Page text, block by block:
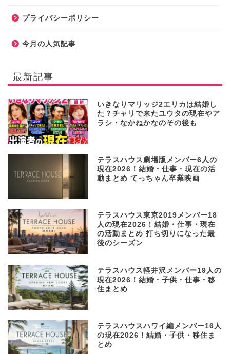
プライバシーポリシー
今月の人気記事
最新記事
いきなりマリッジ2エリカは結婚し
た？チャリで来たユウタの現在やア
ラシ・なかねかなのその後も
テラスハウス劇場版メンバー6人の
現在2026！結婚・仕事・現在の活
動まとめ てっちゃん卒業映画
テラスハウス東京2019メンバー18
人の現在2026！結婚・仕事・現在
の活動まとめ 打ち切りになった最
後のシーズン
テラスハウス軽井沢メンバー19人の
現在2026！結婚・子供・仕事・移
住まとめ
テラスハウスハワイ編メンバー16人
の現在2026！結婚・子供・移住ま
とめ